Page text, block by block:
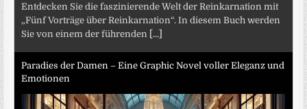
Entdecken Sie die faszinierende Welt der Reinkarnation mit
„Fünf Vorträge über Reinkarnation“. In diesem Buch werden
Sie von einem der führenden
[...]
Paradies der Damen – Eine Graphic Novel voller Eleganz und
Emotionen